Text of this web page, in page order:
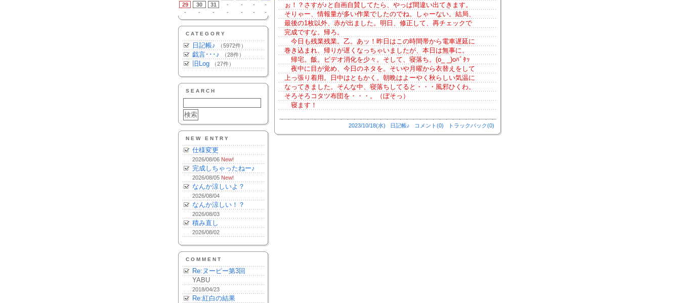
29
30 31 - - -
-
-
- - - - - -
CATEGORY
日記帳♪ （5972件）
戯言･･･♪ （28件）
旧Log （27件）
SEARCH
NEW ENTRY
仕様変更
2026/08/06 New!
完成しちゃったねー♪
2026/08/05 New!
なんか涼しいよ？
2026/08/04
なんか涼しい！？
2026/08/03
積み直し
2026/08/02
COMMENT
Re:ヌーピー第3回
YABU
2018/04/23
Re:紅白の結果
ぉ！？さすが♪と自画自賛してたら、やっぱ間違い出てきます。
そりゃー、情報量が多い作業でしたのでね。しゃーない。結局、
最後の1枚以外、赤が出ました。明日、修正して、再チェックで
完成ですな。帰ろ。
今日も残業残業。乙。あッ！昨日はこの時間帯から電車遅延に
巻き込まれ、帰りが遅くなっちゃいましたが、本日は無事に。
帰宅。飯。ビデオ消化を少々。そして、寝落ち。(o_ _)oﾊﾞﾀｯ
夜中に目が覚め、今日のネタを。そいや月曜から衣替えをして
上っ張り着用。日中はともかく。朝晩はよーやく秋らしい気温に
なってきました。そんな中、寝落ちしてると・・・風邪ひくわ。
そろそろコタツ布団を・・・。（ぼそっ）
寝ます！
2023/10/18(水) 日記帳♪ コメント(0) トラックバック(0)